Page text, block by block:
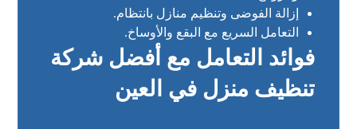
إزالة الفوضى وتنظيم منازل بانتظام.
التعامل السريع مع البقع والأوساخ.
فوائد التعامل مع أفضل شركة
تنظيف منزل في العين